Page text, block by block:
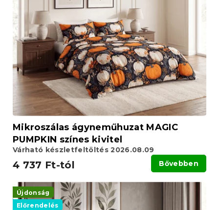
Mikroszálas ágyneműhuzat MAGIC
PUMPKIN színes kivitel
Várható készletfeltöltés 2026.08.09
4 737 Ft-tól Bővebben
Újdonság
Előrendelés